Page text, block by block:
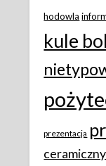
hodowla
kule
prezentacja
ceramiczny